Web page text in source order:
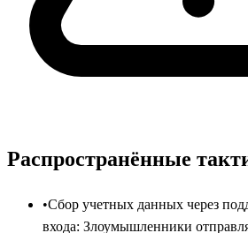
Распространённые
•Сбор учетных данных через
входа: Злоумышленники